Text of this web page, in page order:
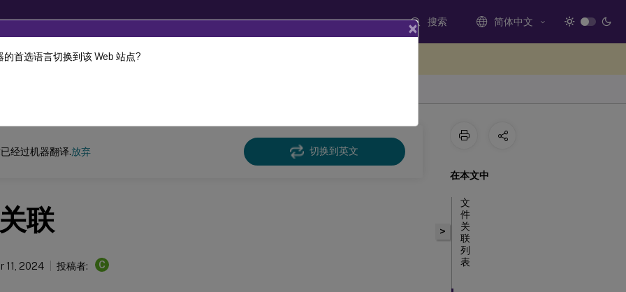
搜索 简体中文
动态翻译。
经过机器翻译.放弃 切换到英文
联
11, 2024 投稿者: C
>
在本文中
文
件
关
联
列
表
×
首选语言切换到该 Web 站点?